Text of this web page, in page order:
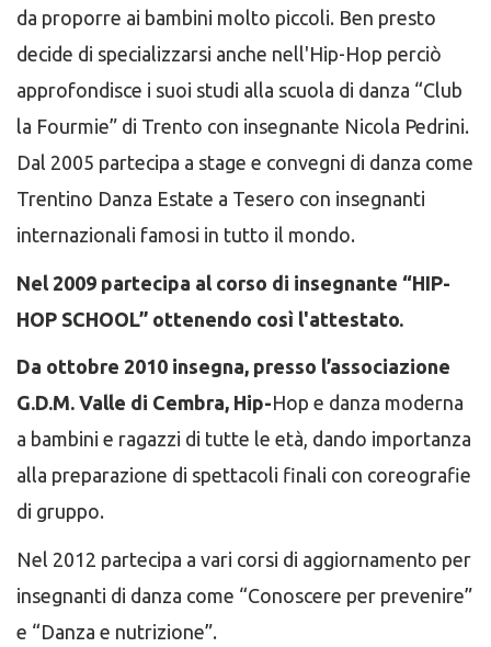
da proporre ai bambini molto piccoli. Ben presto
decide di specializzarsi anche nell'Hip-Hop perciò
approfondisce i suoi studi alla scuola di danza “Club
la Fourmie” di Trento con insegnante Nicola Pedrini.
Dal 2005 partecipa a stage e convegni di danza come
Trentino Danza Estate a Tesero con insegnanti
internazionali famosi in tutto il mondo.
Nel 2009 partecipa al corso di insegnante “HIP-
HOP SCHOOL” ottenendo così l'attestato.
Da ottobre 2010 insegna, presso l’associazione
G.D.M. Valle di Cembra, Hip-Hop e danza moderna
a bambini e ragazzi di tutte le età, dando importanza
alla preparazione di spettacoli finali con coreografie
di gruppo.
Nel 2012 partecipa a vari corsi di aggiornamento per
insegnanti di danza come “Conoscere per prevenire”
e “Danza e nutrizione”.